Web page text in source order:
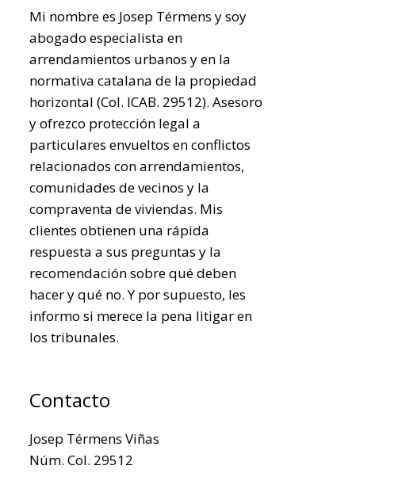
Mi nombre es Josep Térmens y soy
abogado especialista en
arrendamientos urbanos y en la
normativa catalana de la propiedad
horizontal (Col. ICAB. 29512). Asesoro
y ofrezco protección legal a
particulares envueltos en conflictos
relacionados con arrendamientos,
comunidades de vecinos y la
compraventa de viviendas. Mis
clientes obtienen una rápida
respuesta a sus preguntas y la
recomendación sobre qué deben
hacer y qué no. Y por supuesto, les
informo si merece la pena litigar en
los tribunales.
Contacto
Josep Térmens Viñas
Núm. Col. 29512